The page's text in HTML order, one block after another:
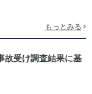
もっとみる
故受け調査結果に基